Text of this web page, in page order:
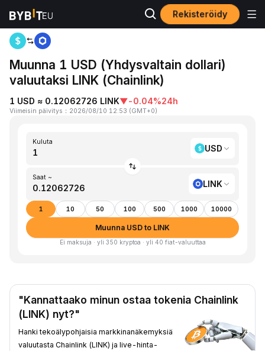
Rekisteröidy
Koti USD to LINK
Muunna 1 USD (Yhdysvaltain dollari)
valuutaksi LINK (Chainlink)
1 USD ≈ 0.12062726 LINK▼-0.04%24h
Viimeisin päivitys ： 2026/08/10 12:53 (GMT+0)
Kuluta
USD
Saat ~
LINK
1 10 50 100 500 1000 10000
Muunna USD to LINK
Ei maksuja · yli 350 kryptoa · yli 40 fiat-valuuttaa
"Kannattaako minun ostaa tokenia Chainlink
(LINK) nyt?"
Hanki tekoälypohjaisia markkinanäkemyksiä
valuutasta Chainlink (LINK) ja live-hinta-